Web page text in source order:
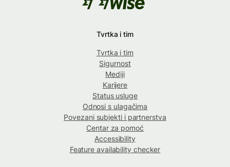
Tvrtka i tim
Tvrtka i tim
Sigurnost
Mediji
Karijere
Status usluge
Odnosi s ulagačima
Povezani subjekti i partnerstva
Centar za pomoć
Accessibility
Feature availability checker